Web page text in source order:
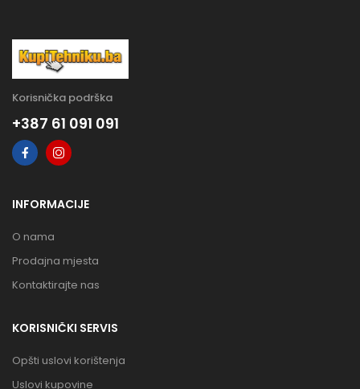
Korisnička podrška
+387 61 091 091
INFORMACIJE
O nama
Prodajna mjesta
Kontaktirajte nas
KORISNIČKI SERVIS
Opšti uslovi korištenja
Uslovi kupovine